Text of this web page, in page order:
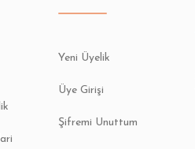
Yeni Üyelik
Üye Girişi
Şifremi Unuttum